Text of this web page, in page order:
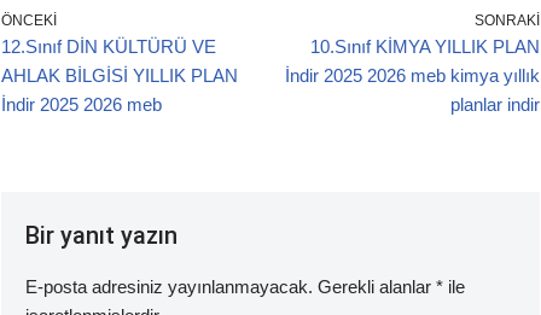
ÖNCEKI
12.Sınıf DİN KÜLTÜRÜ VE
AHLAK BİLGİSİ YILLIK PLAN
İndir 2025 2026 meb
SONRAKI
10.Sınıf KİMYA YILLIK PLAN
İndir 2025 2026 meb kimya yıllık
planlar indir
Bir yanıt yazın
E-posta adresiniz yayınlanmayacak. Gerekli alanlar * ile